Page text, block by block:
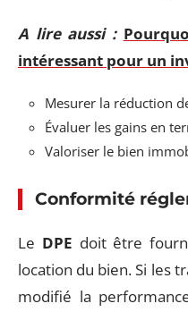
A lire aussi :
intéressant pour un
Mesurer la réduction
Évaluer les gains en
Valoriser le bien
Conformité
Le DPE doit être
location du bien. Si les
modifié la